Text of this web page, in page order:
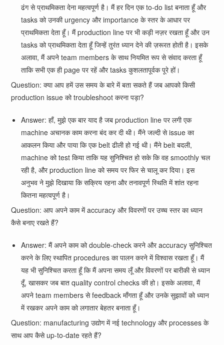
ढंग से प्राथमिकता देना महत्वपूर्ण है। मैं हर दिन एक to-do list बनाता हूँ और
tasks को उनकी urgency और importance के स्तर के आधार पर
प्राथमिकता देता हूँ। मैं production line पर भी कड़ी नज़र रखता हूँ और उन
tasks को प्राथमिकता देता हूँ जिन्हें तुरंत ध्यान देने की ज़रूरत होती है। इसके
अलावा, मैं अपने team members के साथ नियमित रूप से संवाद करता हूँ
ताकि सभी एक ही page पर रहें और tasks कुशलतापूर्वक पूरे हों।
Question: क्या आप हमें उस समय के बारे में बता सकते हैं जब आपको किसी
production issue को troubleshoot करना पड़ा?
Answer: हाँ, मुझे एक बार याद है जब production line पर लगी एक
machine अचानक काम करना बंद कर दी थी। मैंने जल्दी से issue का
आकलन किया और पाया कि एक belt ढीली हो गई थी। मैंने belt बदली,
machine को test किया ताकि यह सुनिश्चित हो सके कि वह smoothly चल
रही है, और production line को समय पर फिर से चालू कर दिया। इस
अनुभव ने मुझे दिखाया कि सक्रिय रहना और तनावपूर्ण स्थिति में शांत रहना
कितना महत्वपूर्ण है।
Question: आप अपने काम में accuracy और विवरणों पर उच्च स्तर का ध्यान
कैसे बनाए रखते हैं?
Answer: मैं अपने काम को double-check करने और accuracy सुनिश्चित
करने के लिए स्थापित procedures का पालन करने में विश्वास रखता हूँ। मैं
यह भी सुनिश्चित करता हूँ कि मैं अपना समय लूँ और विवरणों पर बारीकी से ध्यान
दूँ, खासकर जब बात quality control checks की हो। इसके अलावा, मैं
अपने team members से feedback माँगता हूँ और उनके सुझावों को ध्यान
में रखकर अपने काम को लगातार बेहतर बनाता हूँ।
Question: manufacturing उद्योग में नई technology और processes के
साथ आप कैसे up-to-date रहते हैं?